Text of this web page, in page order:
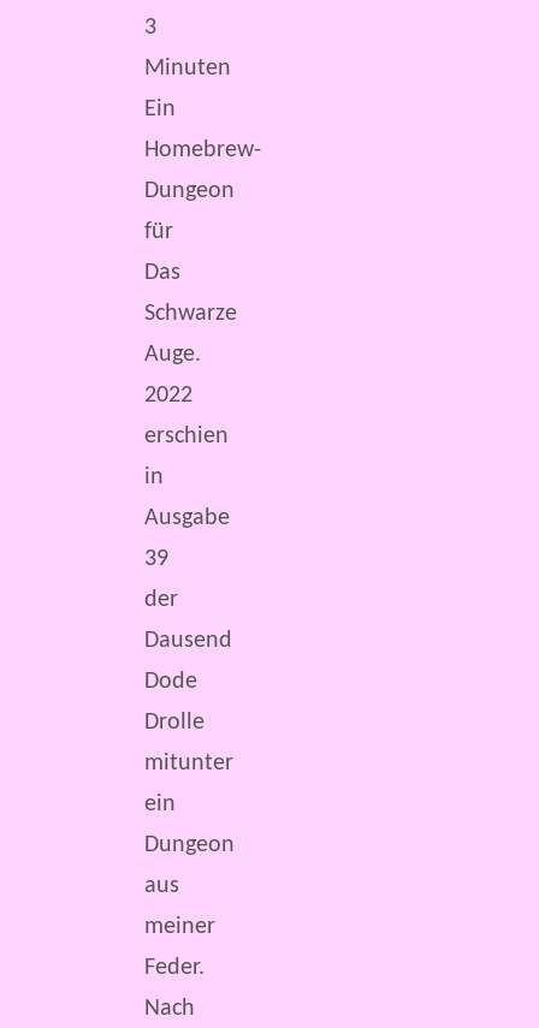
3
Minuten
Ein
Homebrew-
Dungeon
für
Das
Schwarze
Auge.
2022
erschien
in
Ausgabe
39
der
Dausend
Dode
Drolle
mitunter
ein
Dungeon
aus
meiner
Feder.
Nach